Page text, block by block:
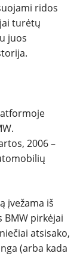
ridos
turėtų
juos
2006 –
įvežama iš
BMW pirkėjai
atsisako,
(arba kada